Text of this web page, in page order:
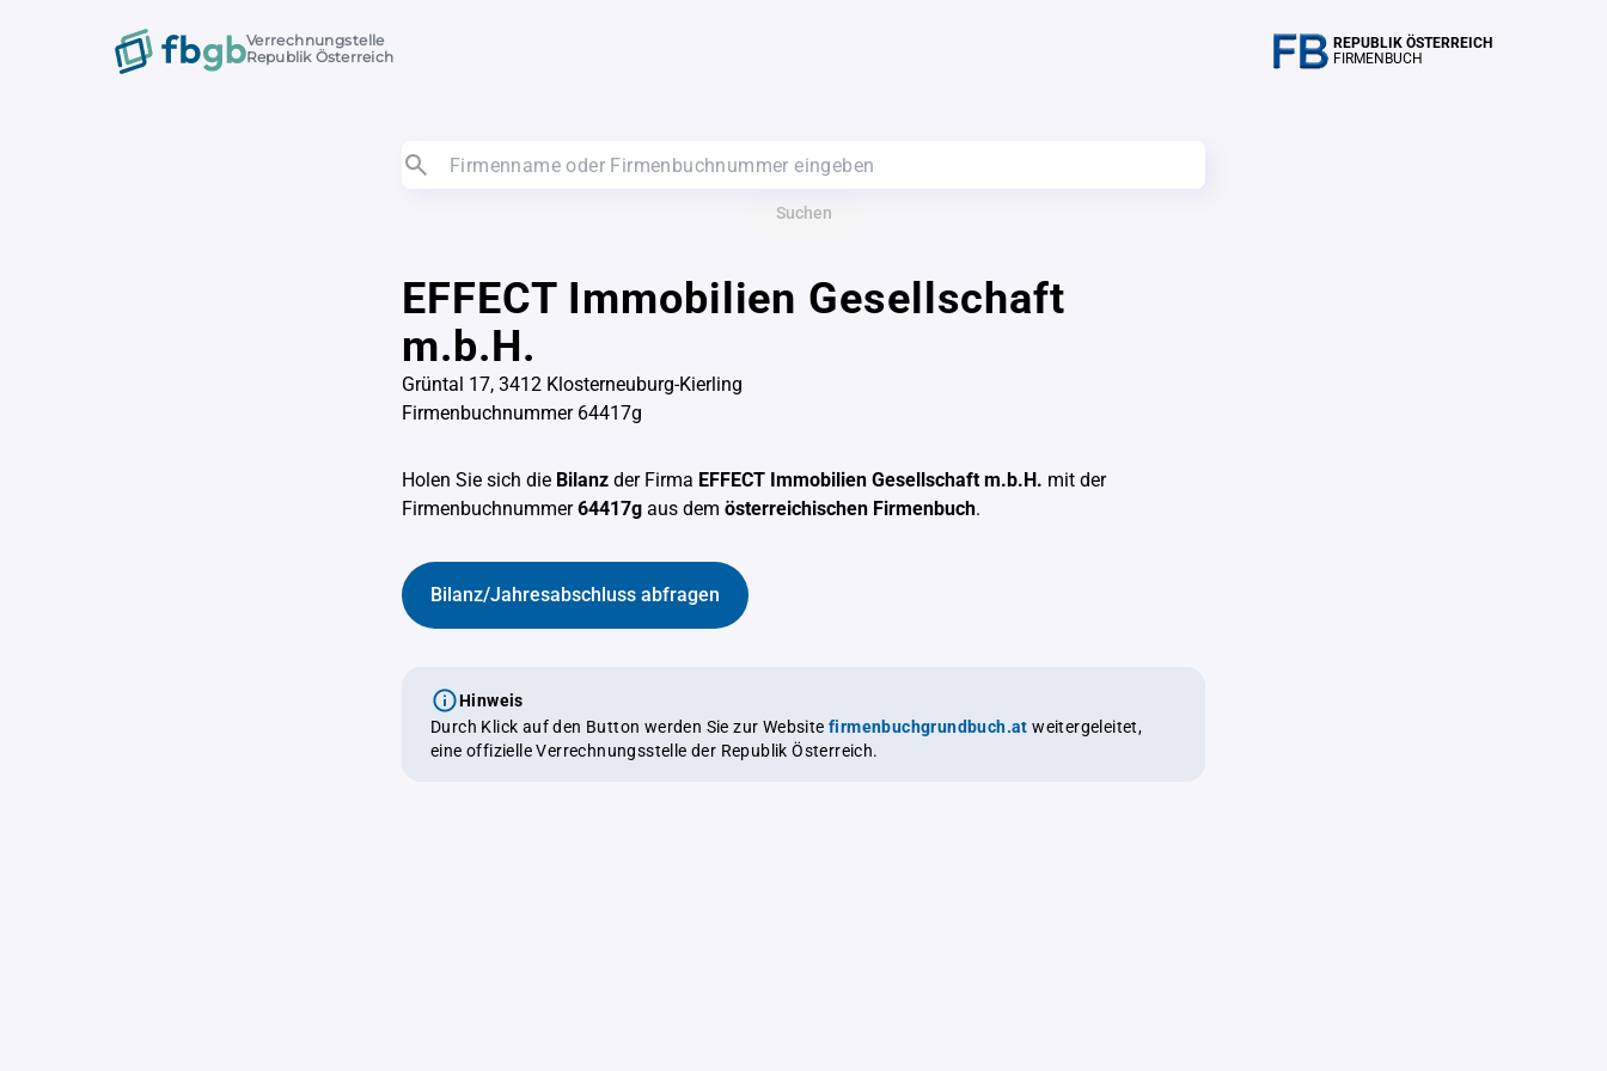
Verrechnungstelle
Republik Österreich
REPUBLIK ÖSTERREICH
FIRMENBUCH
Suchen
EFFECT Immobilien Gesellschaft
m.b.H.
Grüntal 17, 3412 Klosterneuburg-Kierling
Firmenbuchnummer 64417g
Holen Sie sich die Bilanz der Firma EFFECT Immobilien Gesellschaft m.b.H. mit der
Firmenbuchnummer64417g aus dem österreichischen Firmenbuch.
Bilanz/Jahresabschluss abfragen
Hinweis
Durch Klick auf den Button werden Sie zur Website firmenbuchgrundbuch.at weitergeleitet,
eine offizielle Verrechnungsstelle der Republik Österreich.